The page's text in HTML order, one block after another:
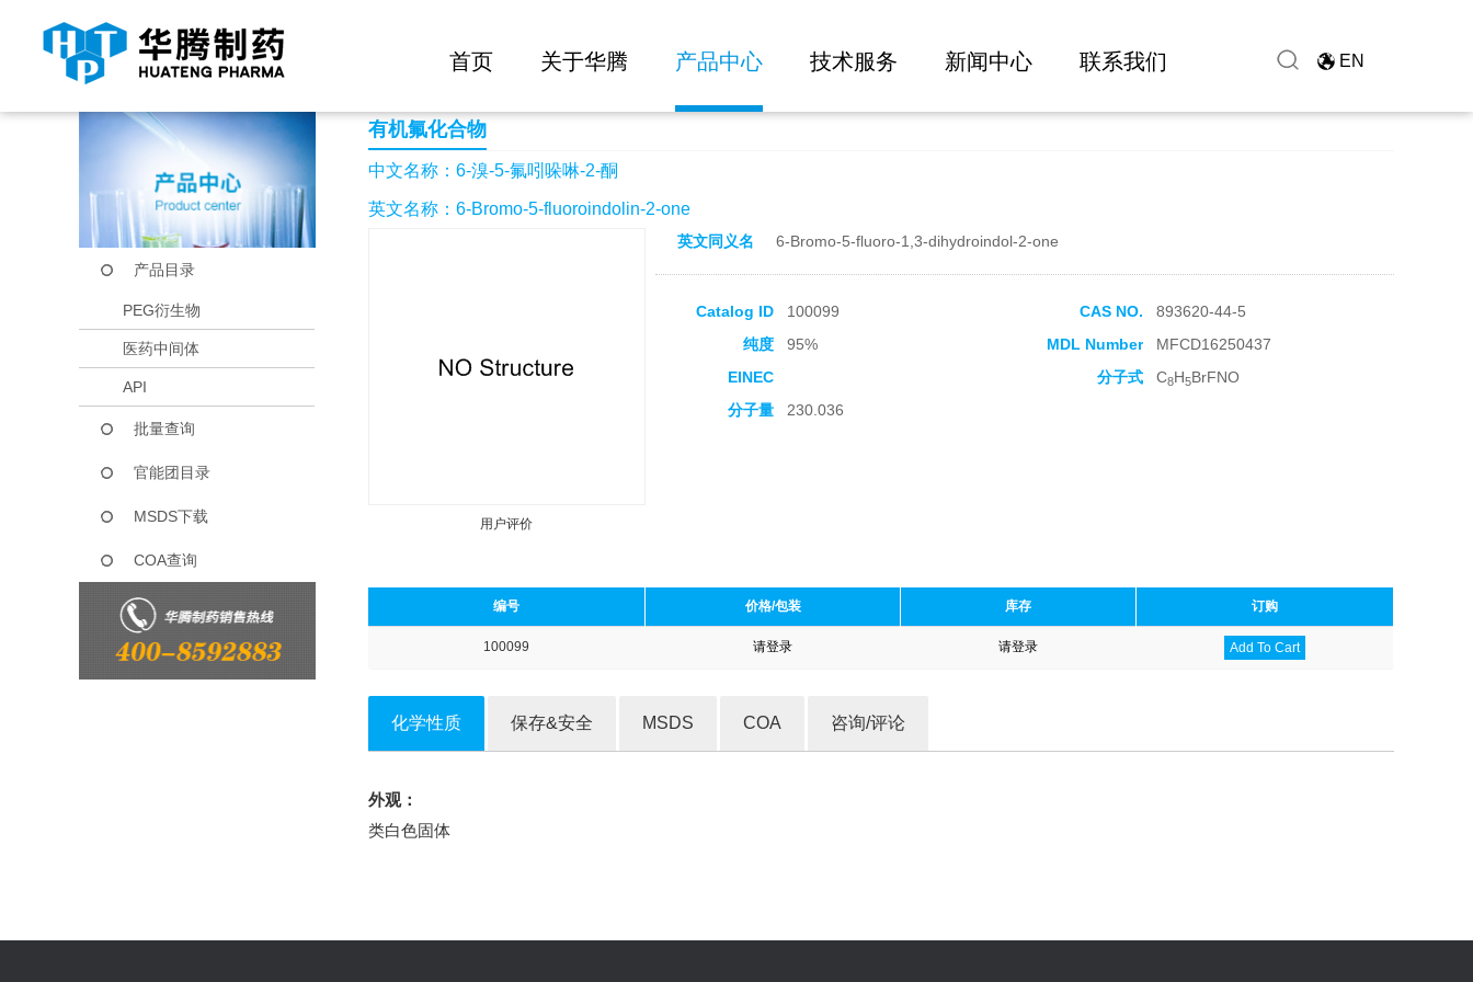
首页 关于华腾 产品中心 技术服务 新闻中心 联系我们 EN
当前位置： 首页 产品中心 6-溴-5-氟吲哚啉-2-酮
产品目录
PEG衍生物
医药中间体
API
批量查询
官能团目录
MSDS下载
COA查询
有机氟化合物
中文名称：6-溴-5-氟吲哚啉-2-酮
英文名称：6-Bromo-5-fluoroindolin-2-one
用户评价
英文同义名 6-Bromo-5-fluoro-1,3-dihydroindol-2-one
Catalog ID 100099 CAS NO.
893620-44-5
纯度
95% MDL Number
MFCD16250437
EINEC
分子式 C8H5BrFNO
分子量
230.036
编号 价格/包装 库存 订购
100099 请登录 请登录 Add To Cart
化学性质 保存&安全 MSDS COA 咨询/评论
外观：
类白色固体